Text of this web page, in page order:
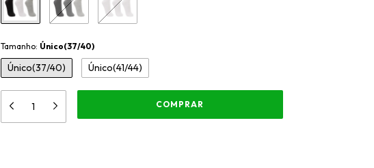
Tamanho: Único(37/40)
Único(37/40) Único(41/44)